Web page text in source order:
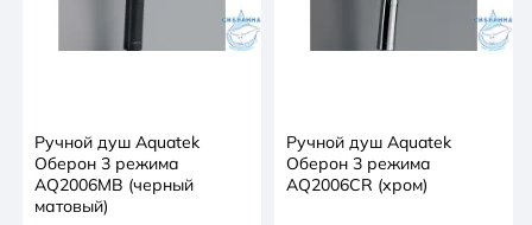
Ручной душ Aquatek
Оберон 3 режима
AQ2006MB (черный
матовый)
Ручной душ Aquatek
Оберон 3 режима
AQ2006CR (хром)